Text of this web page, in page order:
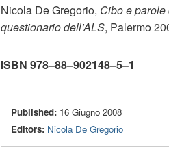
Nicola De Gregorio, Cibo e
questionariodell’ALS, Palermo
ISBN 978–88–902148–5–1
Published: 16 Giugno 2008
Editors: Nicola De Gregorio